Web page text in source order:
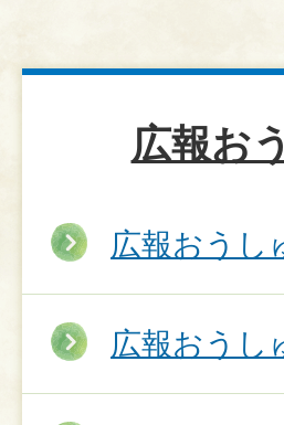
広報お
広報おうし
広報おうし